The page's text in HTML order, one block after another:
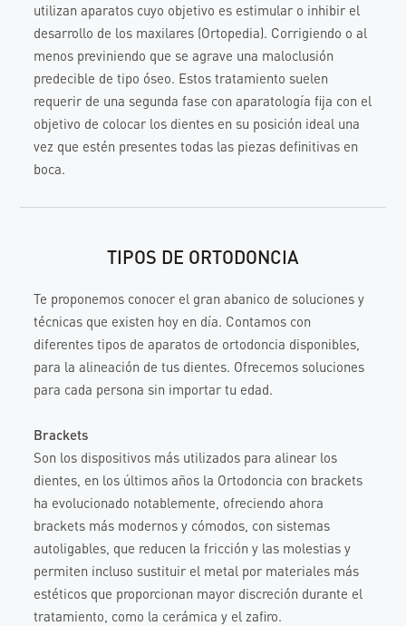
utilizan aparatos cuyo objetivo es estimular o inhibir el
desarrollo de los maxilares (Ortopedia). Corrigiendo o al
menos previniendo que se agrave una maloclusión
predecible de tipo óseo. Estos tratamiento suelen
requerir de una segunda fase con aparatología fija con el
objetivo de colocar los dientes en su posición ideal una
vez que estén presentes todas las piezas definitivas en
boca.
TIPOS DE ORTODONCIA
Te proponemos conocer el gran abanico de soluciones y
técnicas que existen hoy en día. Contamos con
diferentes tipos de aparatos de ortodoncia disponibles,
para la alineación de tus dientes. Ofrecemos soluciones
para cada persona sin importar tu edad.
Brackets
Son los dispositivos más utilizados para alinear los
dientes, en los últimos años la Ortodoncia con brackets
ha evolucionado notablemente, ofreciendo ahora
brackets más modernos y cómodos, con sistemas
autoligables, que reducen la fricción y las molestias y
permiten incluso sustituir el metal por materiales más
estéticos que proporcionan mayor discreción durante el
tratamiento, como la cerámica y el zafiro.